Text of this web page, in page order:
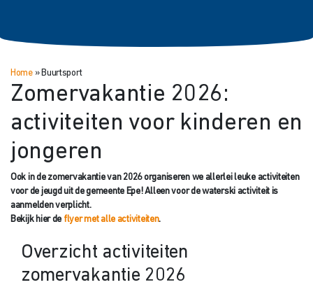
Home» Buurtsport
Zomervakantie 2026:
activiteiten voor kinderen en
jongeren
Ook in de zomervakantie van 2026 organiseren we allerlei leuke activiteiten
voor de jeugd uit de gemeente Epe! Alleen voor de waterski activiteit is
aanmelden verplicht.
Bekijk hier de flyer met alle activiteiten.
Overzicht activiteiten
zomervakantie 2026